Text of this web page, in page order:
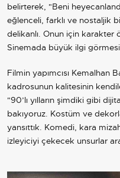
belirterek, "Beni
eğlenceli, farklı ve nostaljik
delikanlı. Onun için karakter
Sinemada büyük ilgi
Filmin yapımcısı Kemalhan
kadrosunun kalitesinin
"90’lı yılların şimdiki gibi
bakıyoruz. Kostüm ve
yansıttık. Komedi, kara
izleyiciyi çekecek unsurlar